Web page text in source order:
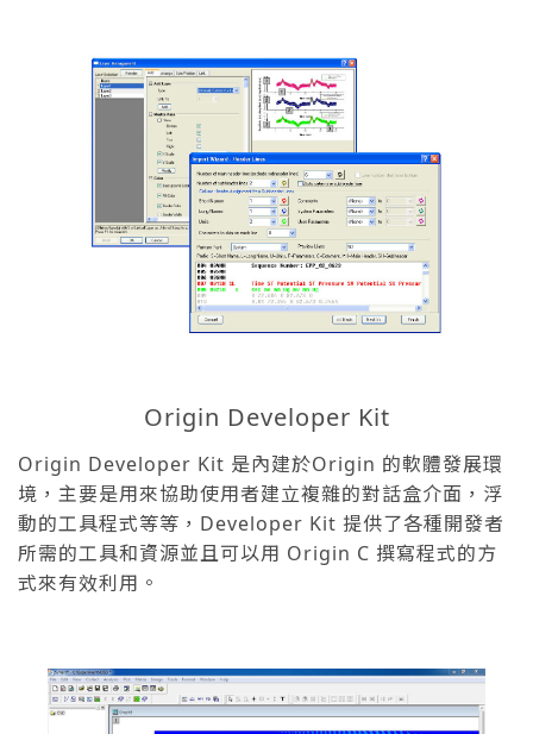
Origin Developer Kit
Origin Developer Kit 是內建於Origin 的軟體發展環
境，主要是用來協助使用者建立複雜的對話盒介面，浮
動的工具程式等等，Developer Kit 提供了各種開發者
所需的工具和資源並且可以用 Origin C 撰寫程式的方
式來有效利用。